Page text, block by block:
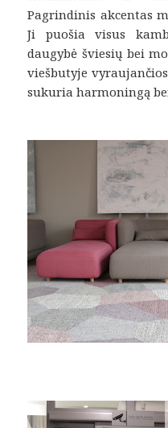
Pagrindinis akcentas
Ji puošia visus
daugybė šviesių bei
viešbutyje
sukuria harmoningą